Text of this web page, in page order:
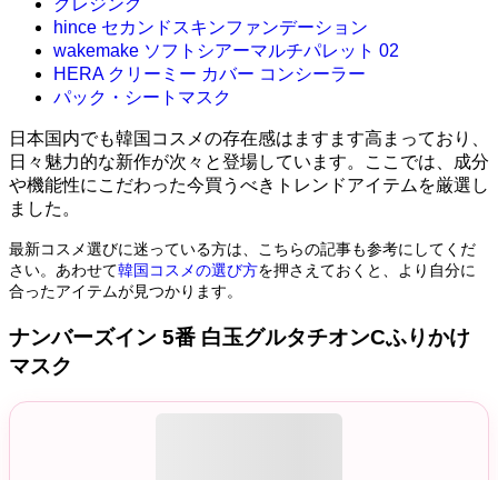
hince セカンドスキンファンデーション
wakemake ソフトシアーマルチパレット 02
HERA クリーミー カバー コンシーラー
パック・シートマスク
日本国内でも韓国コスメの存在感はますます高まっており、
日々魅力的な新作が次々と登場しています。ここでは、成分
や機能性にこだわった今買うべきトレンドアイテムを厳選し
ました。
最新コスメ選びに迷っている方は、こちらの記事も参考にしてくだ
さい。あわせて韓国コスメの選び方を押さえておくと、より自分に
合ったアイテムが見つかります。
ナンバーズイン 5番 白玉グルタチオンCふりかけ
マスク